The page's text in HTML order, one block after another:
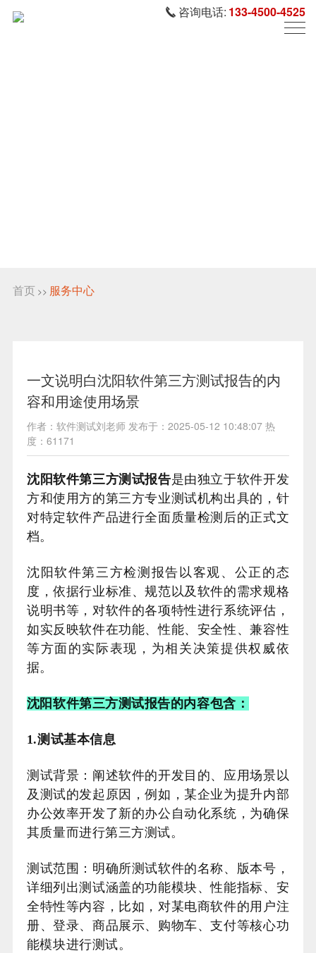
咨询电话: 133-4500-4525
首页 >> 服务中心
一文说明白沈阳软件第三方测试报告的内
容和用途使用场景
作者：软件测试刘老师 发布于：2025-05-12 10:48:07 热
度：61171
沈阳软件第三方测试报告是由独立于软件开发
方和使用方的第三方专业测试机构出具的，针
对特定软件产品进行全面质量检测后的正式文
档。
沈阳软件第三方检测报告以客观、公正的态
度，依据行业标准、规范以及软件的需求规格
说明书等，对软件的各项特性进行系统评估，
如实反映软件在功能、性能、安全性、兼容性
等方面的实际表现，为相关决策提供权威依
据。
沈阳软件第三方测试报告的内容包含：
1.测试基本信息
测试背景：阐述软件的开发目的、应用场景以
及测试的发起原因，例如，某企业为提升内部
办公效率开发了新的办公自动化系统，为确保
其质量而进行第三方测试。
测试范围：明确所测试软件的名称、版本号，
详细列出测试涵盖的功能模块、性能指标、安
全特性等内容，比如，对某电商软件的用户注
册、登录、商品展示、购物车、支付等核心功
能模块进行测试。